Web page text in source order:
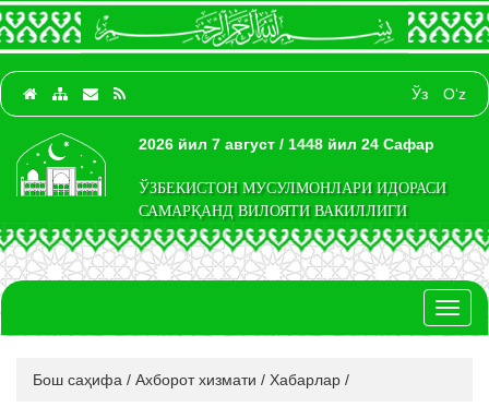
Ўз O‘z
2026 йил 7 август / 1448 йил 24 Сафар
ЎЗБЕКИСТОН МУСУЛМОНЛАРИ ИДОРАСИ
САМАРҚАНД ВИЛОЯТИ ВАКИЛЛИГИ
Бош саҳифа / Ахборот хизмати / Хабарлар /